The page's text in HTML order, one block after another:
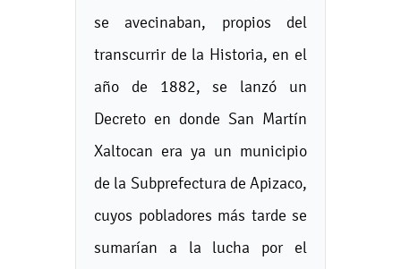
se avecinaban, propios del
transcurrir de la Historia, en el
año de 1882, se lanzó un
Decreto en donde San Martín
Xaltocan era ya un municipio
de la Subprefectura de Apizaco,
cuyos pobladores más tarde se
sumarían a la lucha por el